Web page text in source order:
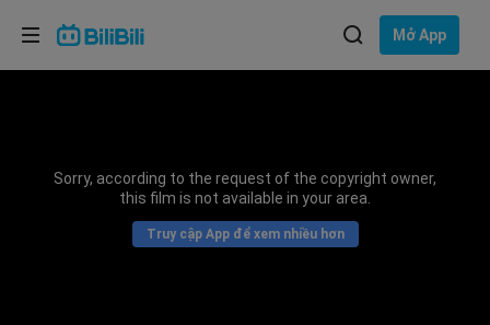
Mở App
Sorry, according to the request of the copyright owner,
this film is not available in your area.
Truy cập App để xem nhiều hơn
Lựa chọn ngôn ngữ
Bahasa Indonesia